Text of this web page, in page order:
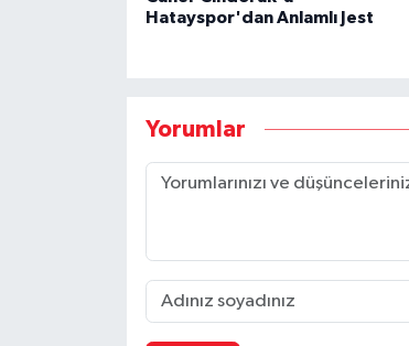
Hatayspor'dan Anlamlı Jest
Yorumlar